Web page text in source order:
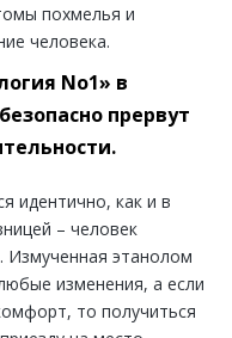
похмелья и
человека.
No1» в
прервут
идентично, как и в
– человек
Измученная этанолом
изменения, а если
то получиться